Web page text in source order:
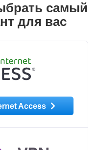
самый
для вас
Access